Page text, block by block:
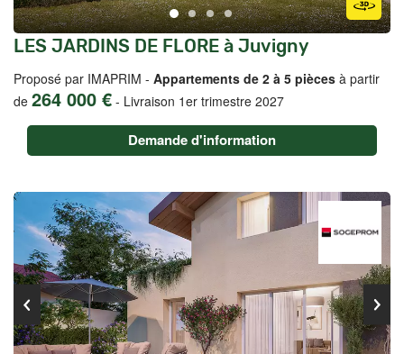
LES JARDINS DE FLORE à Juvigny
Proposé par IMAPRIM - Appartements de 2 à 5 pièces à partir
de 264 000 € - Livraison 1er trimestre 2027
Demande d'information